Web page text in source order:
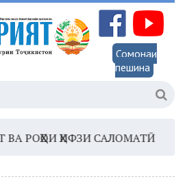
Сомонаи
пешина
ҲИФЗИ САЛОМАТӢ